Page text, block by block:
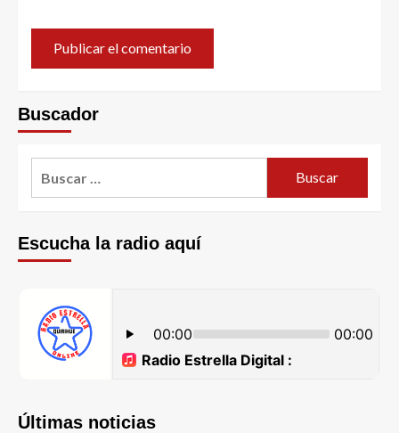
Buscador
Escucha la radio aquí
Últimas noticias